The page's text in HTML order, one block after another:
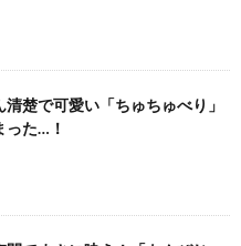
楚で可愛い「ちゅちゅべり」
った…！